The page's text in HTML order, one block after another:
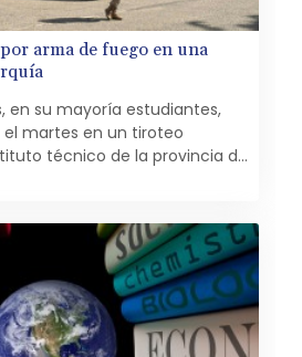
arma de fuego en una
en su mayoría estudiantes,
martes en un tiroteo
técnico de la provincia de
de Turquía, anunció el